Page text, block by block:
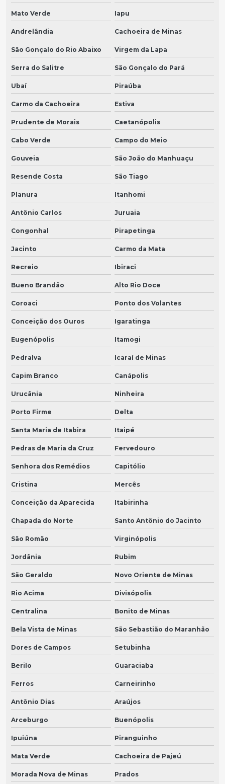
Mato Verde Iapu
Andrelândia Cachoeira de Minas
São Gonçalo do Rio Abaixo Virgem da Lapa
Serra do Salitre São Gonçalo do Pará
Ubaí Piraúba
Carmo da Cachoeira Estiva
Prudente de Morais Caetanópolis
Cabo Verde Campo do Meio
Gouveia São João do Manhuaçu
Resende Costa São Tiago
Planura Itanhomi
Antônio Carlos Juruaia
Congonhal Pirapetinga
Jacinto Carmo da Mata
Recreio Ibiraci
Bueno Brandão Alto Rio Doce
Coroaci Ponto dos Volantes
Conceição dos Ouros Igaratinga
Eugenópolis Itamogi
Pedralva Icaraí de Minas
Capim Branco Canápolis
Urucânia Ninheira
Porto Firme Delta
Santa Maria de Itabira Itaipé
Pedras de Maria da Cruz Fervedouro
Senhora dos Remédios Capitólio
Cristina Mercês
Conceição da Aparecida Itabirinha
Chapada do Norte Santo Antônio do Jacinto
São Romão Virginópolis
Jordânia Rubim
São Geraldo Novo Oriente de Minas
Rio Acima Divisópolis
Centralina Bonito de Minas
Bela Vista de Minas São Sebastião do Maranhão
Dores de Campos Setubinha
Berilo Guaraciaba
Ferros Carneirinho
Antônio Dias Araújos
Arceburgo Buenópolis
Ipuiúna Piranguinho
Mata Verde Cachoeira de Pajeú
Morada Nova de Minas Prados